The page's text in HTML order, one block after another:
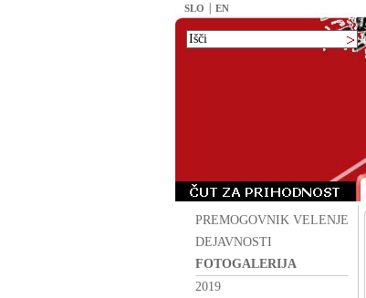
SLO EN
PREMOGOVNIK VELENJE
DEJAVNOSTI
FOTOGALERIJA
2019